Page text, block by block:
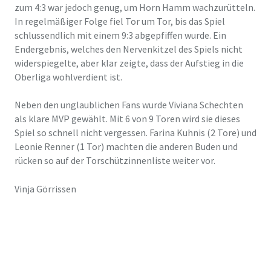
zum 4:3 war jedoch genug, um Horn Hamm wachzurütteln.
In regelmäßiger Folge fiel Tor um Tor, bis das Spiel
schlussendlich mit einem 9:3 abgepfiffen wurde. Ein
Endergebnis, welches den Nervenkitzel des Spiels nicht
widerspiegelte, aber klar zeigte, dass der Aufstieg in die
Oberliga wohlverdient ist.
Neben den unglaublichen Fans wurde Viviana Schechten
als klare MVP gewählt. Mit 6 von 9 Toren wird sie dieses
Spiel so schnell nicht vergessen. Farina Kuhnis (2 Tore) und
Leonie Renner (1 Tor) machten die anderen Buden und
rücken so auf der Torschützinnenliste weiter vor.
Vinja Görrissen